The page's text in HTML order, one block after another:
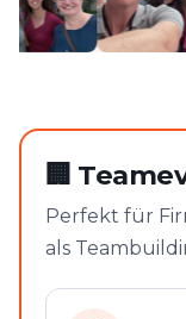
🏢
Perfekt für
als